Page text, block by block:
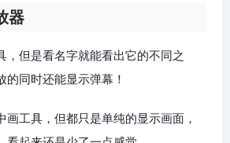
器
，但是看名字就能看出它的不同之
的同时还能显示弹幕！
画工具，但都只是单纯的显示画面，